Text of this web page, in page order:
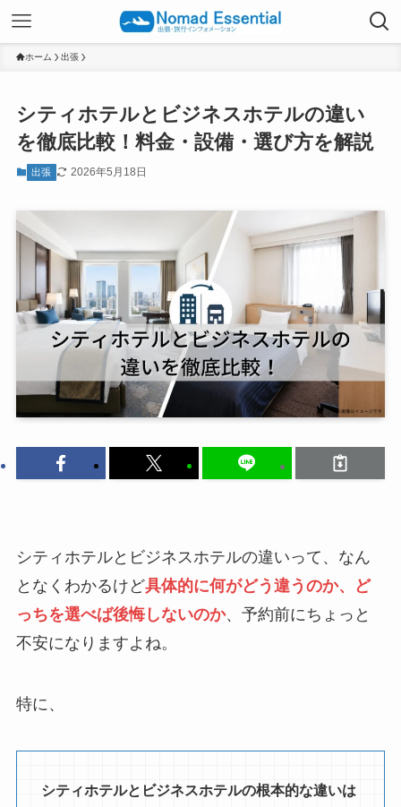
ホーム 出張
シティホテルとビジネスホテルの違い
を徹底比較！料金・設備・選び方を解説
出張 2026年5月18日
シティホテルとビジネスホテルの違いって、なん
となくわかるけど具体的に何がどう違うのか、ど
っちを選べば後悔しないのか、予約前にちょっと
不安になりますよね。
特に、
シティホテルとビジネスホテルの根本的な違いは